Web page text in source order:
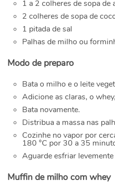
1 a 2 colheres de sopa de
2 colheres de sopa de
1 pitada de sal
Palhas de milho ou
Modo de preparo
Bata o milho e o leite
Adicione as claras, o
Bata novamente.
Distribua a massa nas
Cozinhe no vapor por
180 °C por 30 a 35
Aguarde esfriar
Muffin de milho com whey